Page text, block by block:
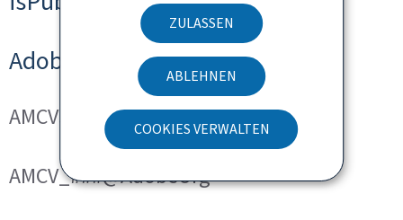
ZULASSEN
ABLEHNEN
COOKIES VERWALTEN
Adobe Analytics
AMCVS_###@AdobeOrg
AMCV_###@AdobeOrg